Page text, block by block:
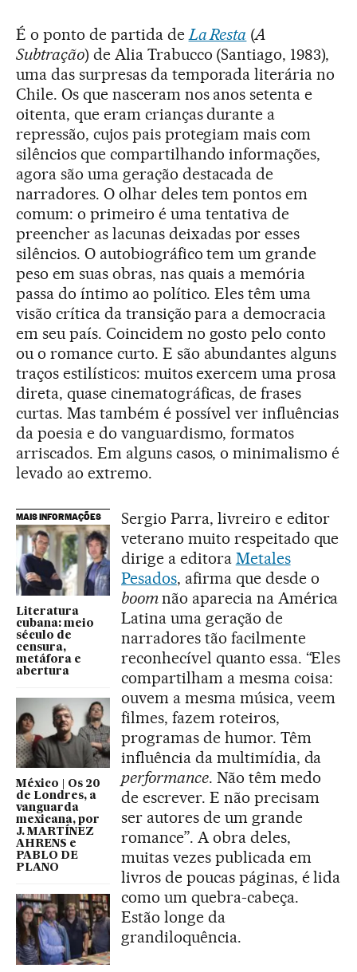
É o ponto de partida deLa Resta (A
Subtração) de Alia Trabucco (Santiago, 1983),
uma das surpresas da temporada literária no
Chile. Os que nasceram nos anos setenta e
oitenta, que eram crianças durante a
repressão, cujos pais protegiam mais com
silêncios que compartilhando informações,
agora são uma geração destacada de
narradores. O olhar deles tem pontos em
comum: o primeiro é uma tentativa de
preencher as lacunas deixadas por esses
silêncios. O autobiográfico tem um grande
peso em suas obras, nas quais a memória
passa do íntimo ao político. Eles têm uma
visão crítica da transição para a democracia
em seu país. Coincidem no gosto pelo conto
ou o romance curto. E são abundantes alguns
traços estilísticos: muitos exercem uma prosa
direta, quase cinematográficas, de frases
curtas. Mas também é possível ver influências
da poesia e do vanguardismo, formatos
arriscados. Em alguns casos, o minimalismo é
levado ao extremo.
MAIS INFORMAÇÕES
Literatura
cubana: meio
século de
censura,
metáfora e
abertura
México | Os 20
de Londres, a
vanguarda
mexicana, por
J. MARTÍNEZ
AHRENS e
PABLO DE
PLANO
Sergio Parra, livreiro e editor
veterano muito respeitado que
dirige a editora Metales
Pesados, afirma que desde o
boomnão aparecia na América
Latina uma geração de
narradores tão facilmente
reconhecível quanto essa. “Eles
compartilham a mesma coisa:
ouvem a mesma música, veem
filmes, fazem roteiros,
programas de humor. Têm
influência da multimídia, da
performance. Não têm medo
de escrever. E não precisam
ser autores de um grande
romance”. A obra deles,
muitas vezes publicada em
livros de poucas páginas, é lida
como um quebra-cabeça.
Estão longe da
grandiloquência.